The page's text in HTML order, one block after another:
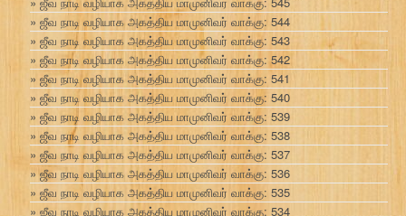
ஜீவ நாடி வழியாக அகத்திய மாமுனிவர் வாக்கு: 544
ஜீவ நாடி வழியாக அகத்திய மாமுனிவர் வாக்கு: 543
ஜீவ நாடி வழியாக அகத்திய மாமுனிவர் வாக்கு: 542
ஜீவ நாடி வழியாக அகத்திய மாமுனிவர் வாக்கு: 541
ஜீவ நாடி வழியாக அகத்திய மாமுனிவர் வாக்கு: 540
ஜீவ நாடி வழியாக அகத்திய மாமுனிவர் வாக்கு: 539
ஜீவ நாடி வழியாக அகத்திய மாமுனிவர் வாக்கு: 538
ஜீவ நாடி வழியாக அகத்திய மாமுனிவர் வாக்கு: 537
ஜீவ நாடி வழியாக அகத்திய மாமுனிவர் வாக்கு: 536
ஜீவ நாடி வழியாக அகத்திய மாமுனிவர் வாக்கு: 535
ஜீவ நாடி வழியாக அகத்திய மாமுனிவர் வாக்கு: 534